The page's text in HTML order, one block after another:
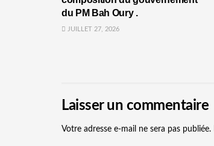
du PM Bah Oury .
JUILLET 27, 2026
Laisser un commentaire
Votre adresse e-mail ne sera pas publiée.